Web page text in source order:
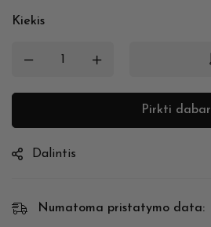
Kiekis
Pirkti dabar
Dalintis
Numatoma pristatymo data: